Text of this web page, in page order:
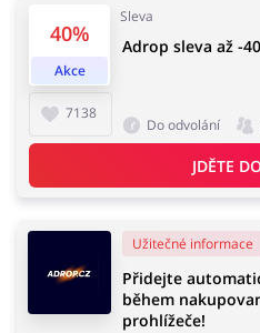
Domácnost a spotřebiče
40%
Akce
Sleva
7138
Adrop sleva až -
Do odvolání
JDĚTE
Užitečné informace
Přidejte
během
prohlížeče!